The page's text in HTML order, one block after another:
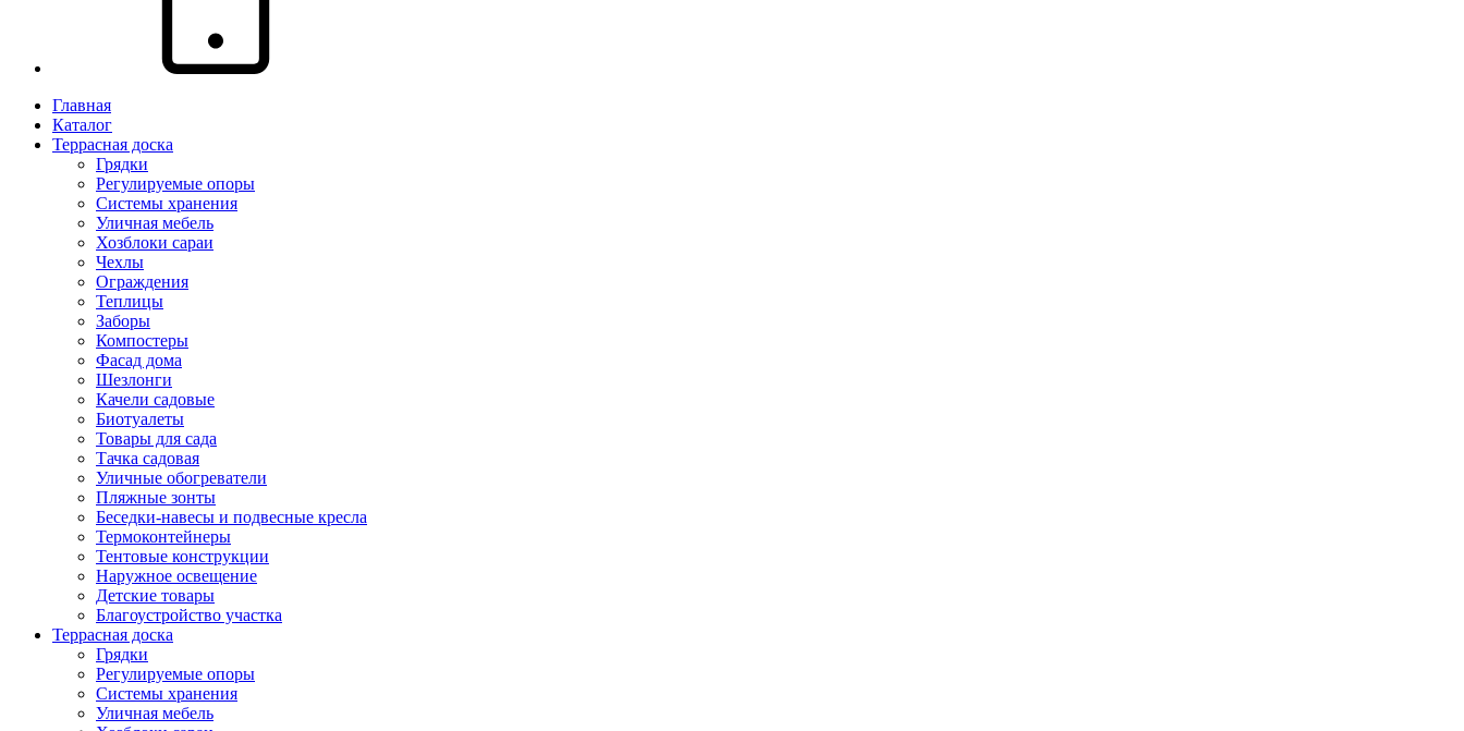
Главная
Каталог
Террасная доска
Грядки
Регулируемые опоры
Системы хранения
Уличная мебель
Хозблоки сараи
Чехлы
Ограждения
Теплицы
Заборы
Компостеры
Фасад дома
Шезлонги
Качели садовые
Биотуалеты
Товары для сада
Тачка садовая
Уличные обогреватели
Пляжные зонты
Беседки-навесы и подвесные кресла
Термоконтейнеры
Тентовые конструкции
Наружное освещение
Детские товары
Благоустройство участка
Террасная доска
Грядки
Регулируемые опоры
Системы хранения
Уличная мебель